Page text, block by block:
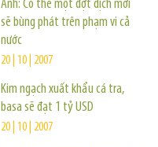
Anh: Có thể một đợt dịch mới
sẽ bùng phát trên phạm vi cả
nước
20 | 10 | 2007
Kim ngạch xuất khẩu cá tra,
basa sẽ đạt 1 tỷ USD
20 | 10 | 2007